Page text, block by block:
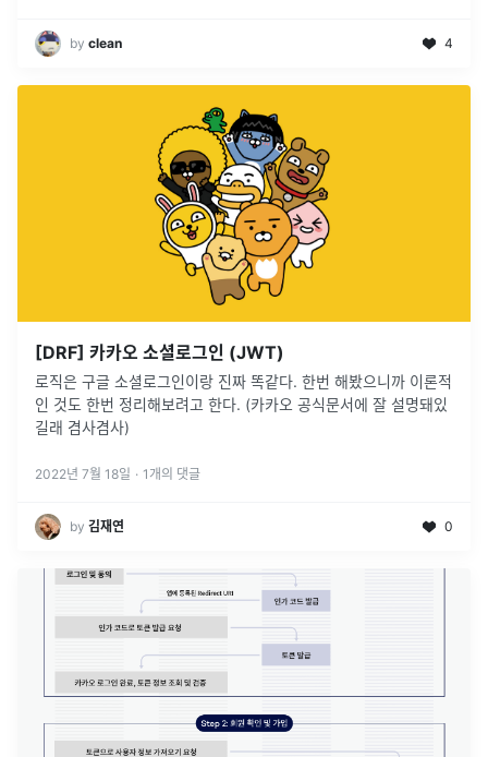
by clean 4
[DRF] 카카오 소셜로그인 (JWT)
로직은 구글 소셜로그인이랑 진짜 똑같다. 한번 해봤으니까 이론적
인 것도 한번 정리해보려고 한다. (카카오 공식문서에 잘 설명돼있
길래 겸사겸사)
2022년 7월 18일 · 1 개의 댓글
by 김재연 0